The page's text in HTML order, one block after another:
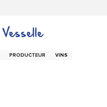
PRODUCTEUR VINS